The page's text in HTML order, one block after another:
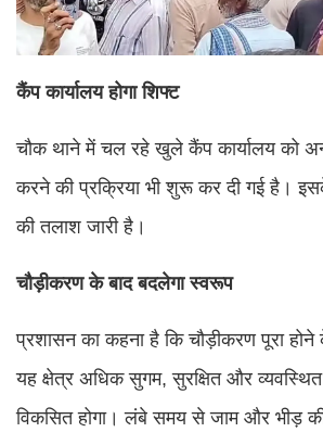
कैंप कार्यालय होगा शिफ्ट
चौक थाने में चल रहे खुले कैंप कार्यालय को
करने की प्रक्रिया भी शुरू कर दी गई है।
की तलाश जारी है।
चौड़ीकरण के बाद बदलेगा स्वरूप
प्रशासन का कहना है कि चौड़ीकरण पूरा होने
यह क्षेत्र अधिक सुगम, सुरक्षित और
विकसित होगा। लंबे समय से जाम और भीड़